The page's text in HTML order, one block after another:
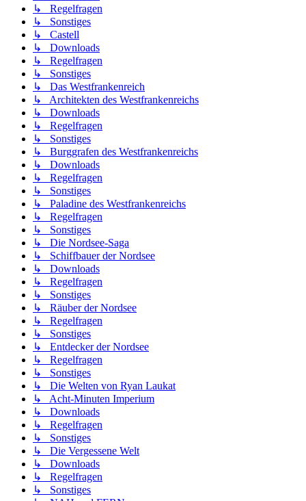
↳ Regelfragen
↳ Sonstiges
↳ Castell
↳ Downloads
↳ Regelfragen
↳ Sonstiges
↳ Das Westfrankenreich
↳ Architekten des Westfrankenreichs
↳ Downloads
↳ Regelfragen
↳ Sonstiges
↳ Burggrafen des Westfrankenreichs
↳ Downloads
↳ Regelfragen
↳ Sonstiges
↳ Paladine des Westfrankenreichs
↳ Regelfragen
↳ Sonstiges
↳ Die Nordsee-Saga
↳ Schiffbauer der Nordsee
↳ Downloads
↳ Regelfragen
↳ Sonstiges
↳ Räuber der Nordsee
↳ Regelfragen
↳ Sonstiges
↳ Entdecker der Nordsee
↳ Regelfragen
↳ Sonstiges
↳ Die Welten von Ryan Laukat
↳ Acht-Minuten Imperium
↳ Downloads
↳ Regelfragen
↳ Sonstiges
↳ Die Vergessene Welt
↳ Downloads
↳ Regelfragen
↳ Sonstiges